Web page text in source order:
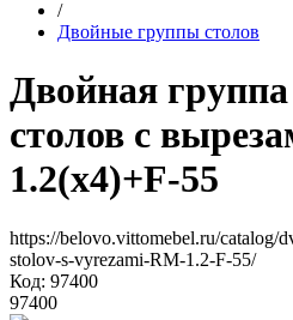
/
Двойные группы столов
Двойная
столов с
1.2(x4)+F-55
https://belovo.vittomebel.ru/catalog/
stolov-s-vyrezami-RM-1.2-F-55/
Код: 97400
97400